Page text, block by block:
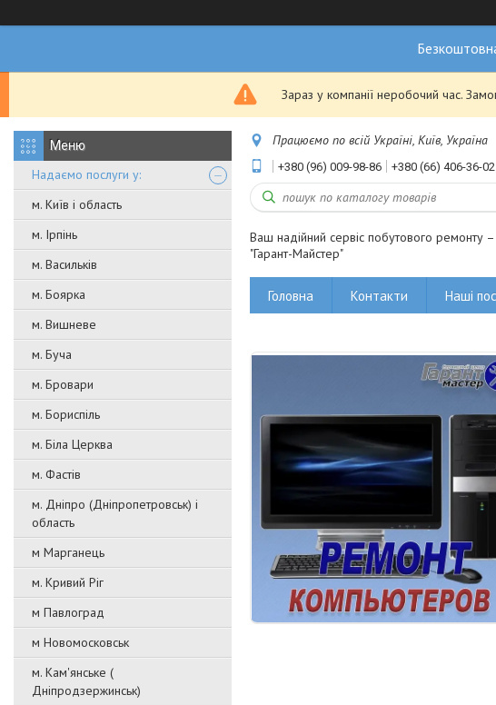
Зараз у компанії неробочий час.
Надаємо послуги у:
м. Київ і область
м. Ірпінь
м. Васильків
м. Боярка
м. Вишневе
м. Буча
м. Бровари
м. Бориспіль
м. Біла Церква
м. Фастів
м. Дніпро (Дніпропетровськ) і
область
м Марганець
м. Кривий Ріг
м Павлоград
м Новомосковськ
м. Кам'янське (
Дніпродзержинськ)
Працюємо по всій Україні, Київ, Україна
+380 (96) 009-98-86 +380 (66) 406-36-02
Ваш надійний сервіс побутового ремонту –
"Гарант-Майстер"
Головна Контакти Наші